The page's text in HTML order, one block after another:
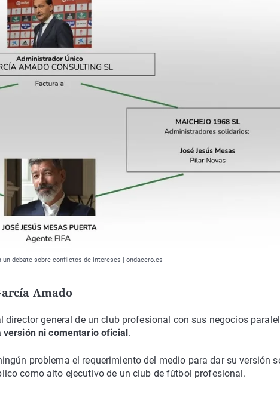
debate sobre conflictos de intereses | ondacero.es
Amado
director general de un club profesional con sus negocios
versión ni comentario oficial.
problema el requerimiento del medio para dar su versión
como alto ejecutivo de un club de fútbol profesional.